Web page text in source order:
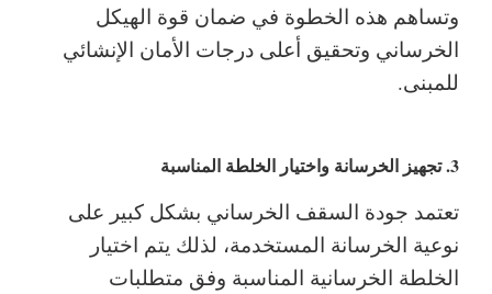
وتساهم هذه الخطوة في ضمان قوة الهيكل
الخرساني وتحقيق أعلى درجات الأمان الإنشائي
للمبنى.
3. تجهيز الخرسانة واختيار الخلطة المناسبة
تعتمد جودة السقف الخرساني بشكل كبير على
نوعية الخرسانة المستخدمة، لذلك يتم اختيار
الخلطة الخرسانية المناسبة وفق متطلبات